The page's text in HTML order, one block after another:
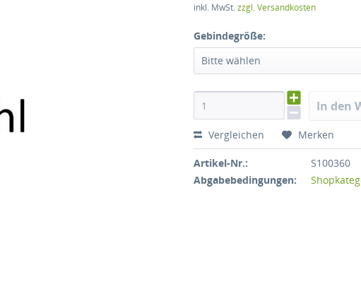
inkl. MwSt.zzgl. Versandkosten
Gebindegröße:
Bitte wählen
In den
Vergleichen Merken
Artikel-Nr.:
S100360
Abgabebedingungen: